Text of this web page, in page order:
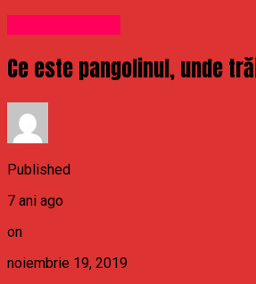
Ce este pangolinul, unde
Published
7 ani ago
on
noiembrie 19, 2019